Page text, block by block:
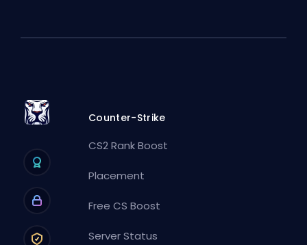
Counter-Strike
CS2 Rank Boost
Placement
Free CS Boost
Server Status